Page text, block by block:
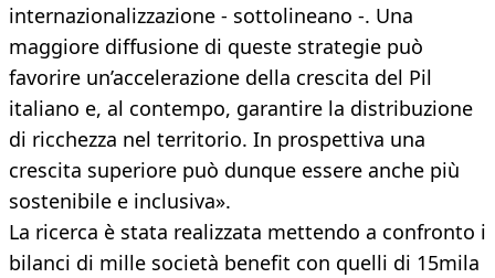
internazionalizzazione - sottolineano -. Una
maggiore diffusione di queste strategie può
favorire un’accelerazione della crescita del Pil
italiano e, al contempo, garantire la distribuzione
di ricchezza nel territorio. In prospettiva una
crescita superiore può dunque essere anche più
sostenibile e inclusiva».
La ricerca è stata realizzata mettendo a confronto i
bilanci di mille società benefit con quelli di 15mila